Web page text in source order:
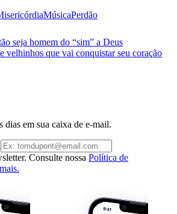
MúsicaPerdão
seja homem do “sim” a Deus
velhinhos que vai conquistar seu coração
dias em sua caixa de e-mail.
Consulte nossa Política de